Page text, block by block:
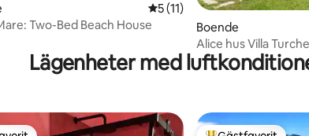
betyg, 7 omdömen
5 av 5 i genomsnittligt betyg,
5 (11)
Two-Bed Beach House
Boende
Alice hus Villa
Lägenheter med